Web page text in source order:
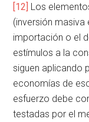
[12] Los
(inversión masiva
importación o el
estímulos a la
siguen aplicando
economías de
esfuerzo debe
testadas por el